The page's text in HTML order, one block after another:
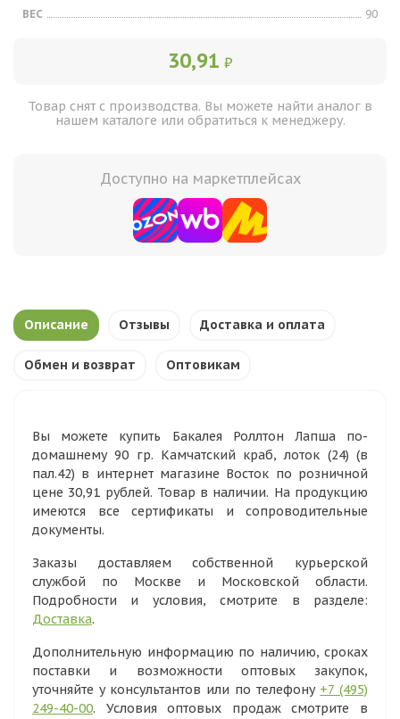
ВЕС
90
30,91 ₽
Товар снят с производства. Вы можете найти аналог в
нашем каталоге или обратиться к менеджеру.
Доступно на маркетплейсах
Описание Отзывы Доставка и оплата
Обмен и возврат Оптовикам
Вы можете купить Бакалея Роллтон Лапша по-
домашнему 90 гр. Камчатский краб, лоток (24) (в
пал.42) в интернет магазине Восток по розничной
цене 30,91 рублей. Товар в наличии. На продукцию
имеются все сертификаты и сопроводительные
документы.
Заказы доставляем собственной курьерской
службой по Москве и Московской области.
Подробности и условия, смотрите в разделе:
Доставка.
Дополнительную информацию по наличию, сроках
поставки и возможности оптовых закупок,
уточняйте у консультантов или по телефону +7 (495)
249-40-00. Условия оптовых продаж смотрите в